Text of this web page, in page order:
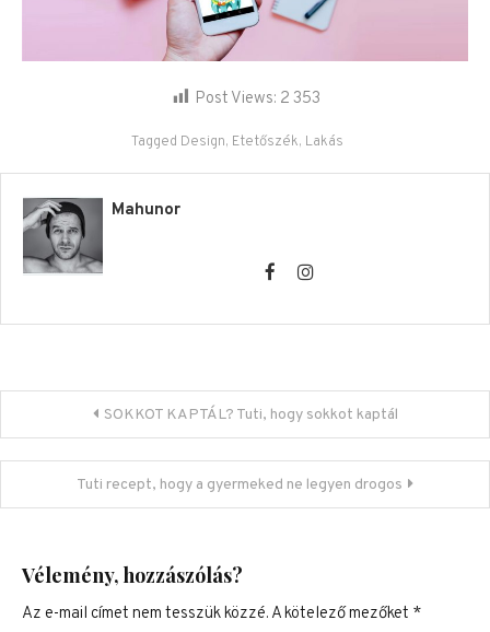
Post Views: 2 353
Tagged Design, Etetőszék, Lakás
Mahunor
Bejegyzés navigáció
SOKKOT KAPTÁL? Tuti, hogy sokkot kaptál
Tuti recept, hogy a gyermeked ne legyen drogos
Vélemény, hozzászólás?
Az e-mail címet nem tesszük közzé. A kötelező mezőket *